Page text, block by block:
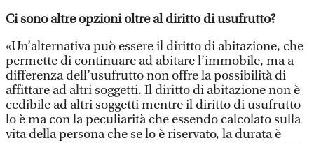
Ci sono altre opzioni oltre al diritto di usufrutto?
«Un’alternativa può essere il diritto di abitazione, che
permette di continuare ad abitare l’immobile, ma a
differenza dell’usufrutto non offre la possibilità di
affittare ad altri soggetti. Il diritto di abitazione non è
cedibile ad altri soggetti mentre il diritto di usufrutto
lo è ma con la peculiarità che essendo calcolato sulla
vita della persona che se lo è riservato, la durata è